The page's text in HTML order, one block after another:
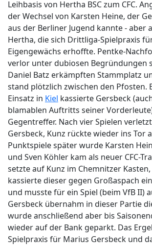
Leihbasis von Hertha BSC zum CFC.
der Wechsel von Karsten Heine, der
aus der Berliner Jugend kannte - aber
Hertha, die sich Drittliga-Spielpraxis
Eigengewächs erhoffte. Pentke-
verlor unter dubiosen Begründungen
Daniel Batz erkämpften Stammplatz
stand plötzlich zwischen den Pfosten.
Einsatz in Kiel kassierte Gersbeck
blamablen Auftritts seiner
Gegentreffer. Nach vier Spielen
Gersbeck, Kunz rückte wieder ins Tor
Punktspiele später wurde Karsten
und Sven Köhler kam als neuer CFC-
setzte auf Kunz im Chemnitzer
kassierte dieser gegen Großaspach
und musste für ein Spiel (beim VfB II)
Gersbeck übernahm in dieser Partie
wurde anschließend aber bis
wieder auf der Bank geparkt. Das
Spielpraxis für Marius Gersbeck und